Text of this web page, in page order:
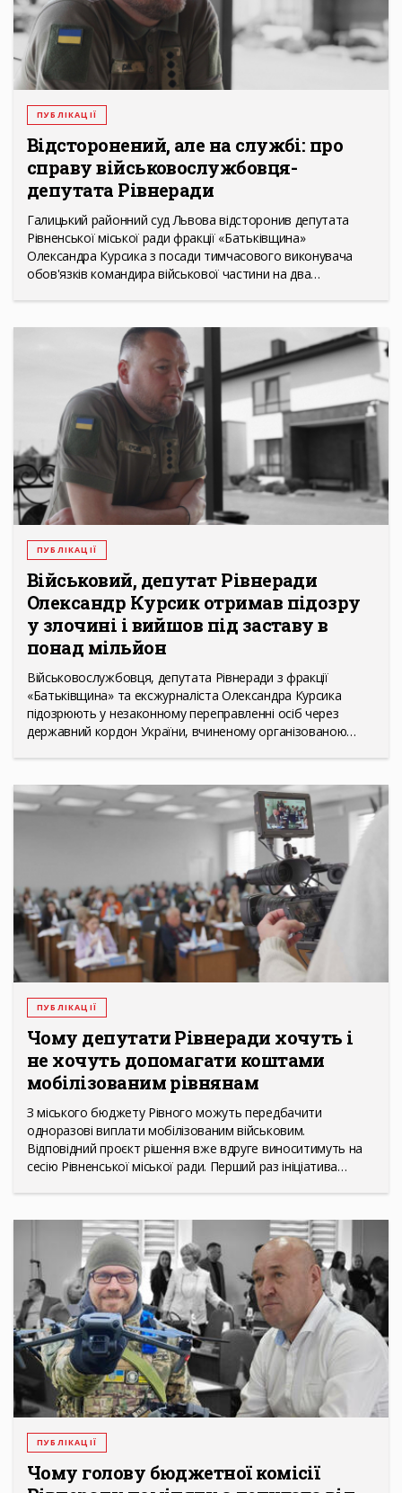
ПУБЛІКАЦІЇ
Відсторонений, але на службі: про
справу військовослужбовця-
депутата Рівнеради
Галицький районний суд Львова відсторонив депутата
Рівненської міської ради фракції «Батьківщина»
Олександра Курсика з посади тимчасового виконувача
обов'язків командира військової частини на два…
ПУБЛІКАЦІЇ
Військовий, депутат Рівнеради
Олександр Курсик отримав підозру
у злочині і вийшов під заставу в
понад мільйон
Військовослужбовця, депутата Рівнеради з фракції
«Батьківщина» та ексжурналіста Олександра Курсика
підозрюють у незаконному переправленні осіб через
державний кордон України, вчиненому організованою…
ПУБЛІКАЦІЇ
Чому депутати Рівнеради хочуть і
не хочуть допомагати коштами
мобілізованим рівнянам
З міського бюджету Рівного можуть передбачити
одноразові виплати мобілізованим військовим.
Відповідний проєкт рішення вже вдруге виноситимуть на
сесію Рівненської міської ради. Перший раз ініціатива…
ПУБЛІКАЦІЇ
Чому голову бюджетної комісії